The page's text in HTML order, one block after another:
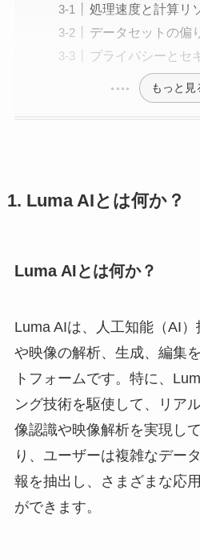
処理速度と計算リ
データセットの偏
プライバシーとセ
もっと見
1. Luma AIとは何か？
Luma AIとは何か？
Luma AIは、人工知能（AI
や映像の解析、生成、編集
トフォームです。特に、
ング技術を駆使して、リア
像認識や映像解析を実現し
り、ユーザーは複雑なデー
報を抽出し、さまざまな応
ができます。